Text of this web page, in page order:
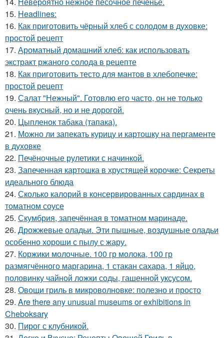
15. Headlines:
16. Как приготовить чёрный хлеб с солодом в духовке:
простой рецепт
17. Ароматный домашний хлеб: как использовать
экстракт ржаного солода в рецепте
18. Как приготовить тесто для мантов в хлебопечке:
простой рецепт
19. Салат "Нежный". Готовлю его часто, он не только
очень вкусный, но и не дорогой.
20. Цыпленок табака (тапака).
21. Можно ли запекать курицу и картошку на пергаменте
в духовке
22. Печёночные рулетики с начинкой.
23. Запеченная картошка в хрустящей корочке: Секреты
идеального блюда
24. Сколько калорий в консервированных сардинах в
томатном соусе
25. Скумбрия, запечённая в томатном маринаде.
26. Дрожжевые оладьи. Эти пышные, воздушные оладьи
особенно хороши с пылу с жару.
27. Коржики молочные. 100 гр молока, 100 гр
размягчённого маргарина, 1 стакан сахара, 1 яйцо,
половинку чайной ложки соды, гашенной уксусом.
28. Овощи гриль в микроволновке: полезно и просто
29. Are there any unusual museums or exhibitions in
Cheboksary
30. Пирог с клубникой.